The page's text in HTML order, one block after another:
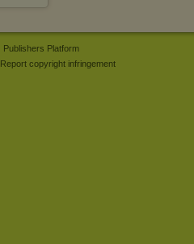
Publishers Platform
Report copyright infringement